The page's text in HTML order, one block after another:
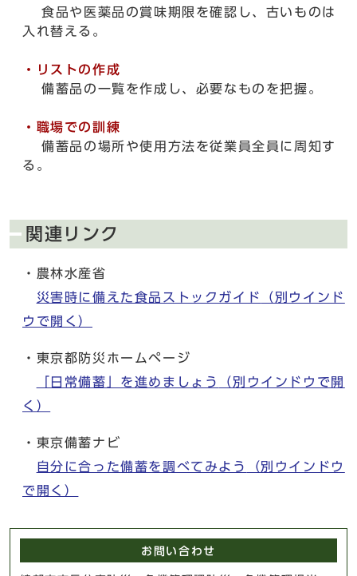
食品や医薬品の賞味期限を確認し、古いものは
入れ替える。
・リストの作成
備蓄品の一覧を作成し、必要なものを把握。
・職場での訓練
備蓄品の場所や使用方法を従業員全員に周知す
る。
関連リンク
・農林水産省
災害時に備えた食品ストックガイド
（別ウインド
ウで開く）
・東京都防災ホームページ
「日常備蓄」を進めましょう
（別ウインドウで開
く）
・東京備蓄ナビ
自分に合った備蓄を調べてみよう
（別ウインドウ
で開く）
お問い合わせ